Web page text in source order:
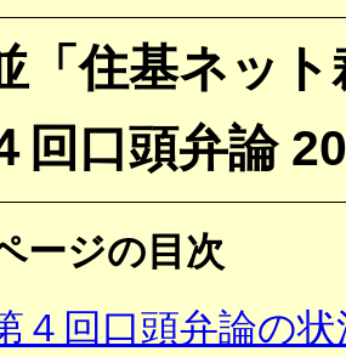
「住基ネッ
回口頭弁論
ージの目次
４回口頭弁論の状